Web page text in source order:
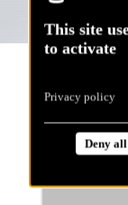
Jérémie qui
This site
to activate
Deny
Privacy policy